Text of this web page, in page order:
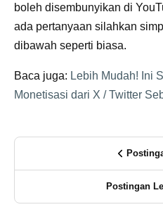
boleh disembunyikan di
ada pertanyaan silahkan
dibawah seperti biasa.
Baca juga: Lebih Mudah! Ini
Monetisasi dari X / Twitter
Postingan